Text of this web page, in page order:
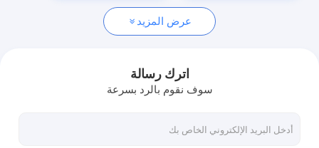
ضاغط هواء حلزوني محقون بالزيت
سلسلة أطلس كوبكو جي
ضاغط هواء برغي خالي من الزيت
عرض المزيد
اترك رسالة
سوف نقوم بالرد بسرعة